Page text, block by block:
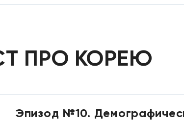
ПРО КОРЕЮ
Эпизод №10.